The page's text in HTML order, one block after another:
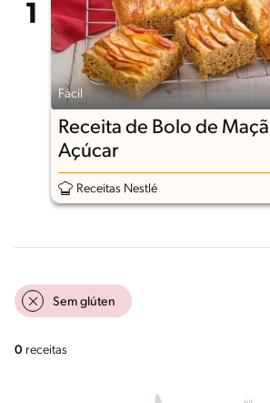
Fácil
Receita de Bolo de
Açúcar
Receitas Nestlé
Sem glúten
0 receitas